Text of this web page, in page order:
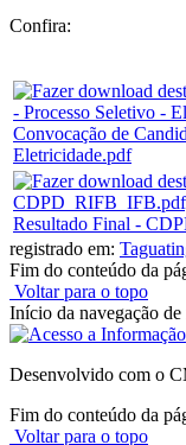
Confira:
Convocação de
Eletricidade.pdf
Resultado Final -
registrado em:
Fim do conteúdo da
Voltar para o topo
Início da navegação de
Desenvolvido com o
Fim do conteúdo da
Voltar para o topo